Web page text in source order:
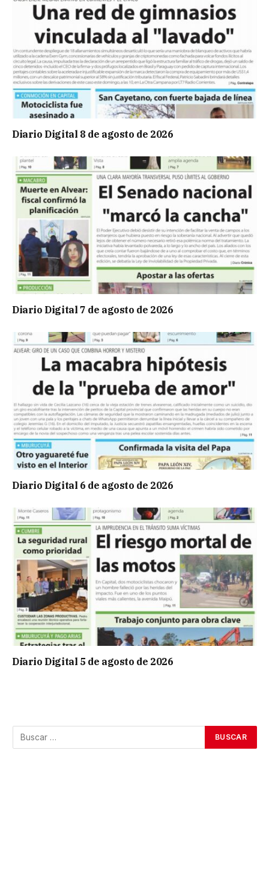
Diario Digital 8 de agosto de 2026
Diario Digital 7 de agosto de 2026
Diario Digital 6 de agosto de 2026
Diario Digital 5 de agosto de 2026